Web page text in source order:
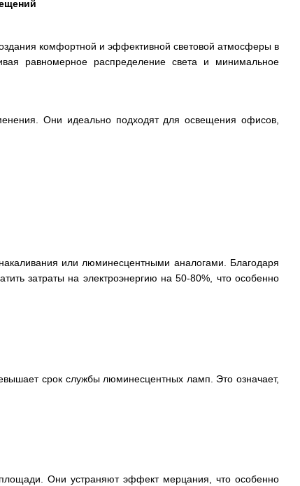
комфортной и эффективной световой атмосферы в
равномерное распределение света и минимальное
Они идеально подходят для освещения офисов,
или люминесцентными аналогами. Благодаря
затраты на электроэнергию на 50-80%, что особенно
срок службы люминесцентных ламп. Это означает,
Они устраняют эффект мерцания, что особенно